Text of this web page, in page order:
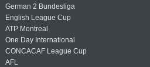
German 2 Bundesliga
English League Cup
ATP Montreal
One Day International
CONCACAF League Cup
AFL